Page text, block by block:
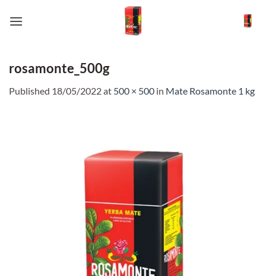
rosamonte_500g
Published 18/05/2022at 500 × 500 in Mate Rosamonte 1 kg